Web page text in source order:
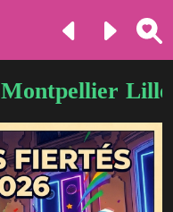
Montpellier Lille